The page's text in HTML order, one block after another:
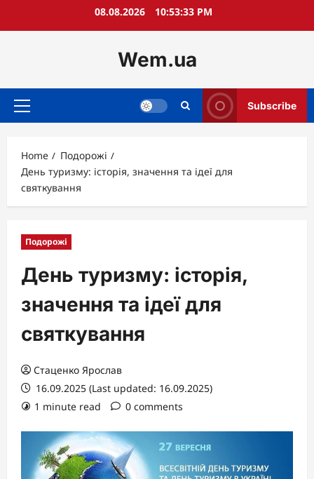
08.08.2026 10:53:34 PM
Wem.ua
Primary
Subscribe
Home
Подорожі
День туризму: історія, значення та ідеї для
святкування
Подорожі
День туризму: історія,
значення та ідеї для
святкування
Стаценко Ярослав
16.09.2025 (Last updated: 16.09.2025)
1 minute read
0 comments